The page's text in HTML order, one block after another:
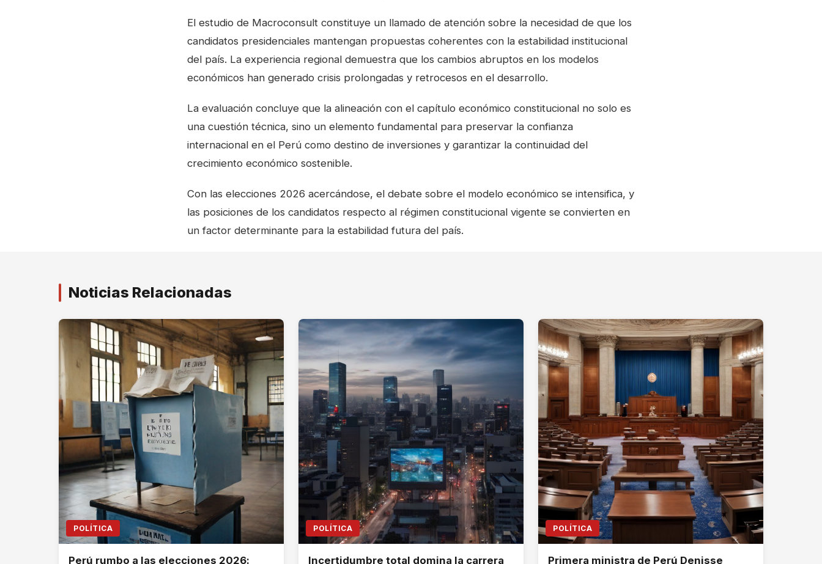
El estudio de Macroconsult constituye un llamado de atención sobre la necesidad de que los
candidatos presidenciales mantengan propuestas coherentes con la estabilidad institucional
del país. La experiencia regional demuestra que los cambios abruptos en los modelos
económicos han generado crisis prolongadas y retrocesos en el desarrollo.
La evaluación concluye que la alineación con el capítulo económico constitucional no solo es
una cuestión técnica, sino un elemento fundamental para preservar la confianza
internacional en el Perú como destino de inversiones y garantizar la continuidad del
crecimiento económico sostenible.
Con las elecciones 2026 acercándose, el debate sobre el modelo económico se intensifica, y
las posiciones de los candidatos respecto al régimen constitucional vigente se convierten en
un factor determinante para la estabilidad futura del país.
Noticias Relacionadas
POLÍTICA
Perú rumbo a las elecciones 2026:
POLÍTICA
Incertidumbre total domina la carrera
POLÍTICA
Primera ministra de Perú Denisse